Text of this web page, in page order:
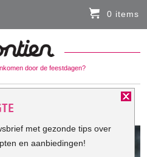
door de feestdagen?
0 items
met gezonde tips over
en aanbiedingen!